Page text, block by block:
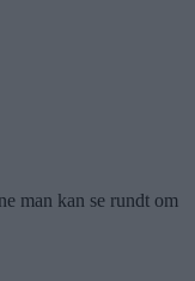
man kan se rundt om